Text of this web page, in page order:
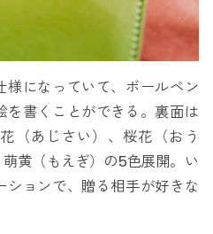
になっていて、ボールペン
を書くことができる。裏面は
（あじさい）、桜花（おう
黄（もえぎ）の5色展開。い
ョンで、贈る相手が好きな